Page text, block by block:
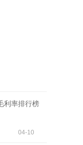
利率排行榜
04-10